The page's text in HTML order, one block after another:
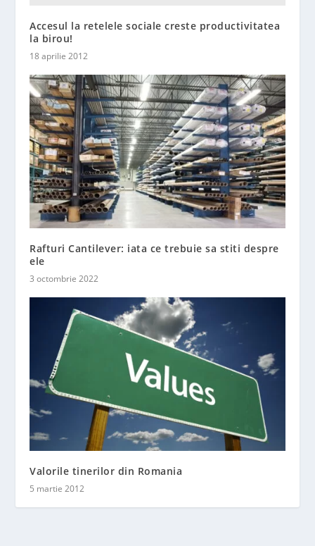
Accesul la retelele sociale creste productivitatea
la birou!
18 aprilie 2012
Rafturi Cantilever: iata ce trebuie sa stiti despre
ele
3 octombrie 2022
Valorile tinerilor din Romania
5 martie 2012